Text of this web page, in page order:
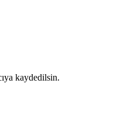
kaydedilsin.